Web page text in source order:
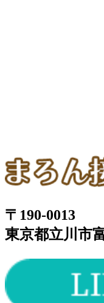
〒190-0013
東京都立川市